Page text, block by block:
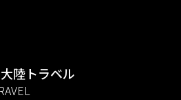
陸トラベル